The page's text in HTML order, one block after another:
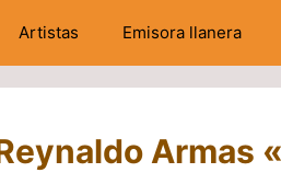
Artistas Emisora llanera
Armas